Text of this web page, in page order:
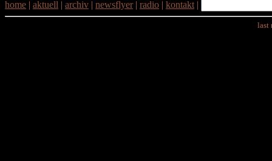
home | aktuell | archiv | newsflyer| radio | kontakt |
last